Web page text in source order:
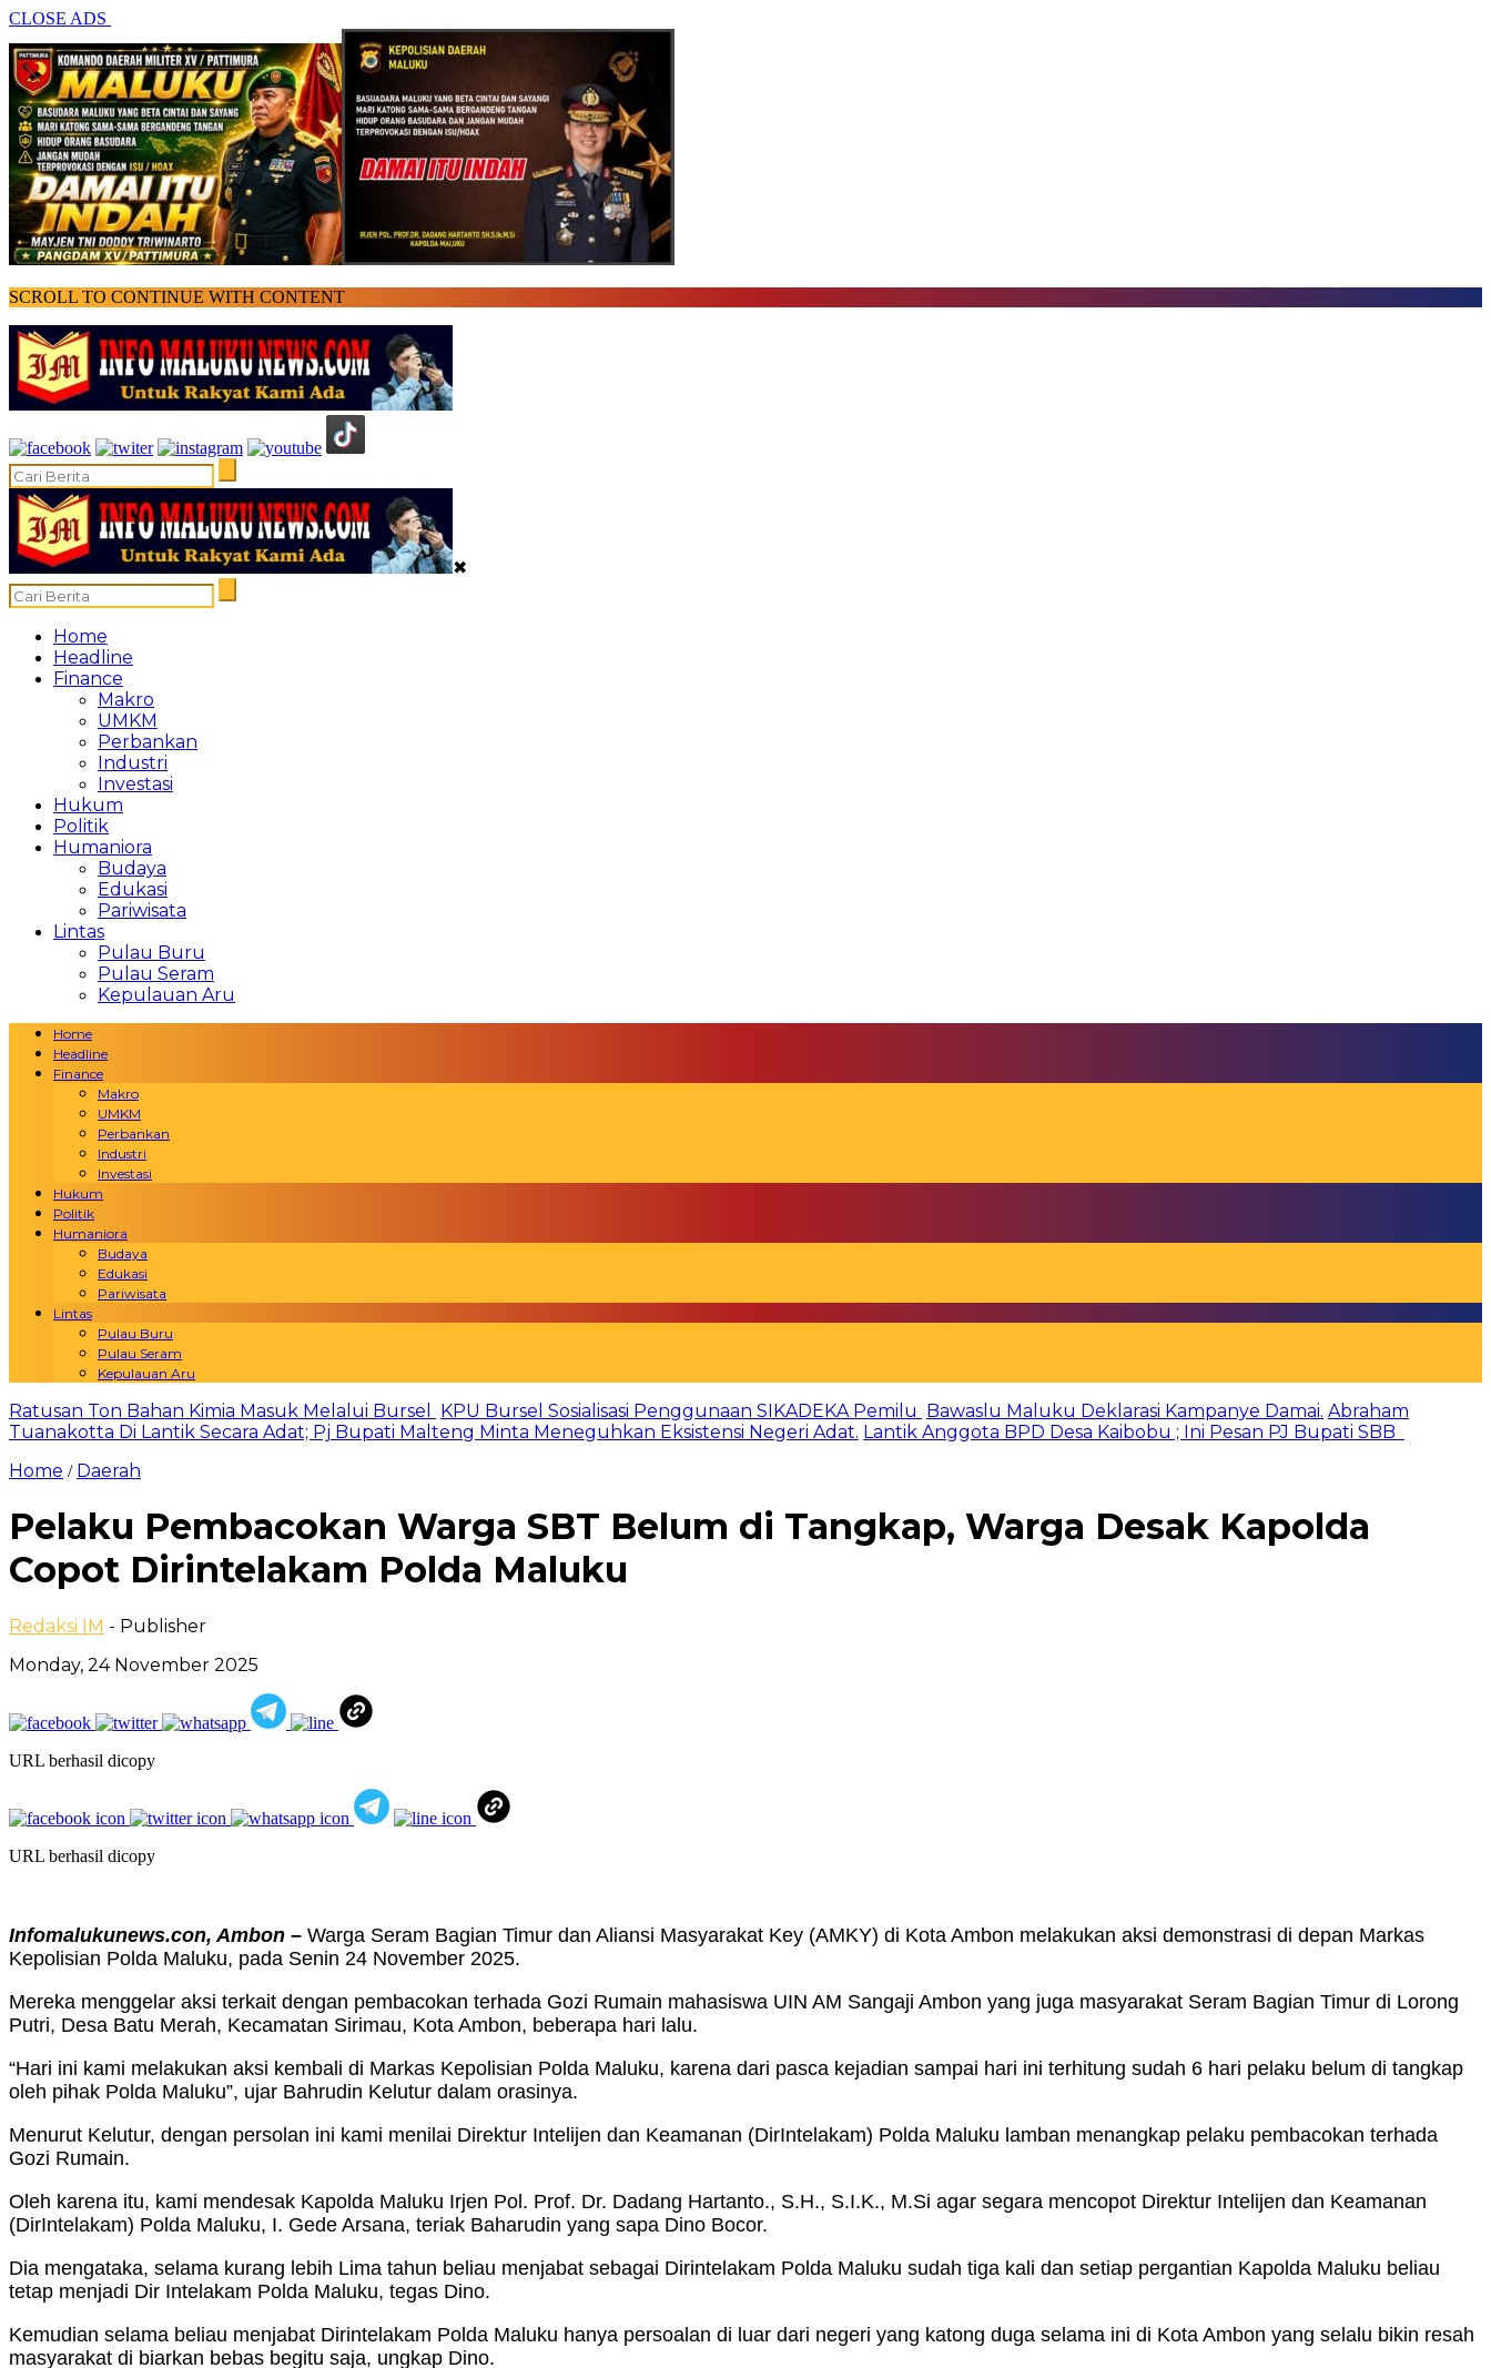
CLOSE ADS
SCROLL TO CONTINUE WITH CONTENT
✖
Home
Headline
Finance
Makro
UMKM
Perbankan
Industri
Investasi
Hukum
Politik
Humaniora
Budaya
Edukasi
Pariwisata
Lintas
Pulau Buru
Pulau Seram
Kepulauan Aru
Home
Headline
Finance
Makro
UMKM
Perbankan
Industri
Investasi
Hukum
Politik
Humaniora
Budaya
Edukasi
Pariwisata
Lintas
Pulau Buru
Pulau Seram
Kepulauan Aru
Ratusan Ton Bahan Kimia Masuk Melalui Bursel KPU Bursel Sosialisasi Penggunaan SIKADEKA Pemilu Bawaslu Maluku Deklarasi Kampanye Damai. Abraham
Tuanakotta Di Lantik Secara Adat; Pj Bupati Malteng Minta Meneguhkan Eksistensi Negeri Adat. Lantik Anggota BPD Desa Kaibobu ; Ini Pesan PJ Bupati SBB
Home / Daerah
Pelaku Pembacokan Warga SBT Belum di Tangkap, Warga Desak Kapolda
Copot Dirintelakam Polda Maluku
Redaksi IM - Publisher
Monday, 24 November 2025
URL berhasil dicopy
URL berhasil dicopy
Infomalukunews.con, Ambon – Warga Seram Bagian Timur dan Aliansi Masyarakat Key (AMKY) di Kota Ambon melakukan aksi demonstrasi di depan Markas
Kepolisian Polda Maluku, pada Senin 24 November 2025.
Mereka menggelar aksi terkait dengan pembacokan terhada Gozi Rumain mahasiswa UIN AM Sangaji Ambon yang juga masyarakat Seram Bagian Timur di Lorong
Putri, Desa Batu Merah, Kecamatan Sirimau, Kota Ambon, beberapa hari lalu.
“Hari ini kami melakukan aksi kembali di Markas Kepolisian Polda Maluku, karena dari pasca kejadian sampai hari ini terhitung sudah 6 hari pelaku belum di tangkap
oleh pihak Polda Maluku”, ujar Bahrudin Kelutur dalam orasinya.
Menurut Kelutur, dengan persolan ini kami menilai Direktur Intelijen dan Keamanan (DirIntelakam) Polda Maluku lamban menangkap pelaku pembacokan terhada
Gozi Rumain.
Oleh karena itu, kami mendesak Kapolda Maluku Irjen Pol. Prof. Dr. Dadang Hartanto., S.H., S.I.K., M.Si agar segara mencopot Direktur Intelijen dan Keamanan
(DirIntelakam) Polda Maluku, I. Gede Arsana, teriak Baharudin yang sapa Dino Bocor.
Dia mengataka, selama kurang lebih Lima tahun beliau menjabat sebagai Dirintelakam Polda Maluku sudah tiga kali dan setiap pergantian Kapolda Maluku beliau
tetap menjadi Dir Intelakam Polda Maluku, tegas Dino.
Kemudian selama beliau menjabat Dirintelakam Polda Maluku hanya persoalan di luar dari negeri yang katong duga selama ini di Kota Ambon yang selalu bikin resah
masyarakat di biarkan bebas begitu saja, ungkap Dino.